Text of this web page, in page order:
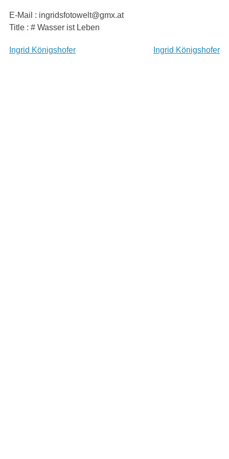
content
E-Mail : ingridsfotowelt@gmx.at
Title : # Wasser ist Leben
Beitragsnavigation
Ingrid Königshofer Ingrid Königshofer